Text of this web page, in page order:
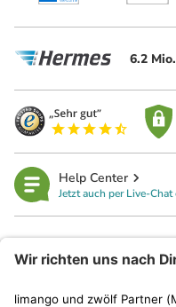
6.2
Help Center
Jetzt auch per Live-Chat